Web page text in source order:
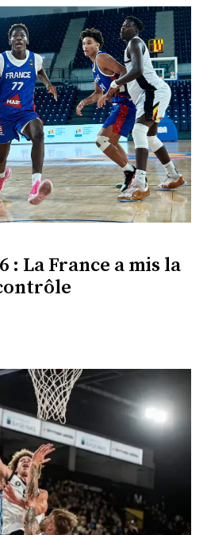
: La France a mis la